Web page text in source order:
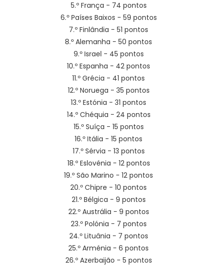
5.º França - 74 pontos
6.º Países Baixos - 59 pontos
7.º Finlândia - 51 pontos
8.º Alemanha - 50 pontos
9.º Israel - 45 pontos
10.º Espanha - 42 pontos
11.º Grécia - 41 pontos
12.º Noruega - 35 pontos
13.º Estónia - 31 pontos
14.º Chéquia - 24 pontos
15.º Suíça - 15 pontos
16.º Itália - 15 pontos
17.º Sérvia - 13 pontos
18.º Eslovénia - 12 pontos
19.º São Marino - 12 pontos
20.º Chipre - 10 pontos
21.º Bélgica - 9 pontos
22.º Austrália - 9 pontos
23.º Polónia - 7 pontos
24.º Lituânia - 7 pontos
25.º Arménia - 6 pontos
26.º Azerbaijão - 5 pontos